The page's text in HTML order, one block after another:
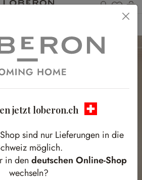
Du
jetzt loberon.ch
sind nur Lieferungen in die
möglich.
in den deutschen Online-Shop
wechseln?